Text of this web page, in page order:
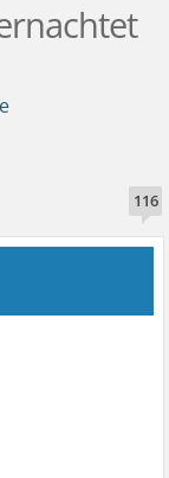
116